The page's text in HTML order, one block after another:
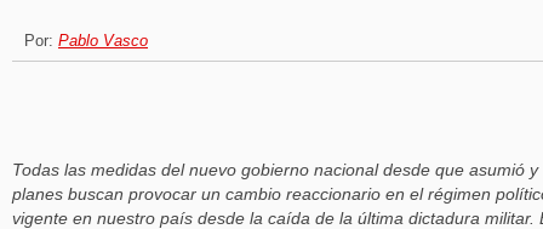
Por: Pablo Vasco
Todas las medidas del nuevo gobierno nacional desde que asumió y
planes buscan provocar un cambio reaccionario en el régimen
vigente en nuestro país desde la caída de la última dictadura militar.